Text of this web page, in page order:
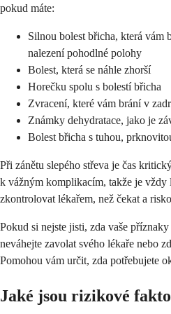
pokud máte:
Silnou bolest břicha, která vám
nalezení pohodlné polohy
Bolest, která se náhle zhorší
Horečku spolu s bolestí břicha
Zvracení, které vám brání v
Známky dehydratace, jako je
Bolest břicha s tuhou,
Při zánětu slepého střeva je čas
k vážným komplikacím, takže je vždy
zkontrolovat lékařem, než čekat a
Pokud si nejste jisti, zda vaše
neváhejte zavolat svého lékaře nebo
Pomohou vám určit, zda potřebujete
Jaké jsou rizikové